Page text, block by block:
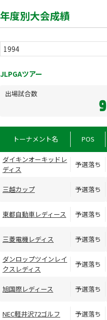
年度別大会成績
JLPGAツアー
出場試合数
9
トーナメント名 POS
ダイキンオーキッドレ
ディス
予選落ち
三越カップ 予選落ち
東都自動車レディース 予選落ち
三菱電機レディス 予選落ち
ダンロップツインレイ
クスレディス
予選落ち
旭国際レディース 予選落ち
NEC軽井沢72ゴルフ 予選落ち